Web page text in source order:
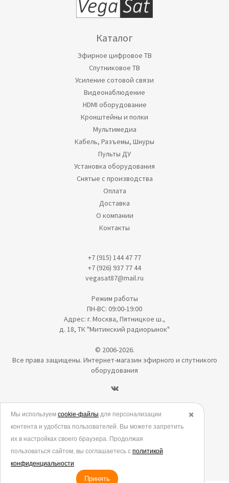
Каталог
Эфирное цифровое ТВ
Спутниковое ТВ
Усиление сотовой связи
Видеонаблюдение
HDMI оборудование
Кронштейны и полки
Мультимедиа
Кабель, Разъемы, Шнуры
Пульты ДУ
Установка оборудования
Снятые с производства
Оплата
Доставка
О компании
Контакты
+7 (915) 144 47 77
+7 (926) 937 77 44
vegasat87@mail.ru
Режим работы
ПН-ВС: 09:00-19:00
Адрес: г. Москва, Пятницкое ш.,
д. 18, ТК "Митинский радиорынок"
© 2006-2026.
Все права защищены. Интернет-магазин эфирного и спутникого
оборудования
Политика в отношении обработки персональных данных
Согласие на обработку персональных данных
Согласие на обработку данных метрическими программами
Политика использования cookies
✖️
Мы используем cookie-файлы для персонализации
контента и удобства пользователей. Вы можете запретить
их в настройках своего браузера. Продолжая
пользоваться сайтом, вы соглашаетесь с политикой
конфиденциальности.
Принять